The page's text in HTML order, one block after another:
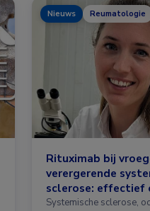
Nieuws Reumatologie
Rituximab bij
verergerende
sclerose: effectief
Systemische sclerose,